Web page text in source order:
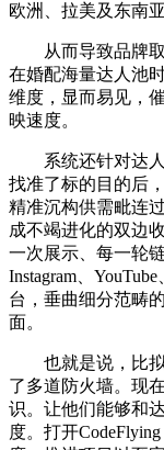
欧洲、拉美及东南
从而导致品牌取
在婚配海量达人池
维度，显而易见，
映速度。
系统还针对达人
找准了标的目的后
精准沉构供需毗连
成不竭进化的双边
一次展示、每一轮
Instagram、
台，垂曲细分范畴
面。
也就是说，比拟
了多道防火墙。现
识。让他们能够和
度。打开